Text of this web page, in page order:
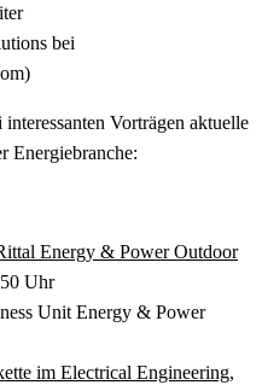
bei
Vorträgen aktuelle
Energiebranche:
Energy & Power Outdoor
Uhr
Unit Energy & Power
im Electrical Engineering,